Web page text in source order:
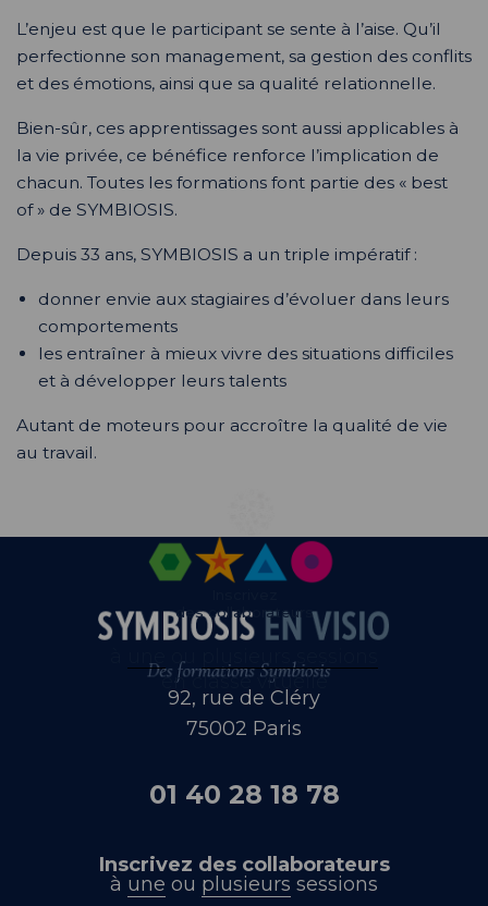
L’enjeu est que le participant se sente à l’aise. Qu’il
perfectionne son management, sa gestion des conflits
et des émotions, ainsi que sa qualité relationnelle.
Bien-sûr, ces apprentissages sont aussi applicables à
la vie privée, ce bénéfice renforce l’implication de
chacun. Toutes les formations font partie des « best
of » de SYMBIOSIS.
Depuis 33 ans, SYMBIOSIS a un triple impératif :
donner envie aux stagiaires d’évoluer dans leurs
comportements
les entraîner à mieux vivre des situations difficiles
et à développer leurs talents
Autant de moteurs pour accroître la qualité de vie
au travail.
des collaborateurs
ou
en classe vituelle
92, rue de Cléry
75002 Paris
01 40 28 18 78
Inscrivez des collaborateurs
à une ou plusieurs sessions